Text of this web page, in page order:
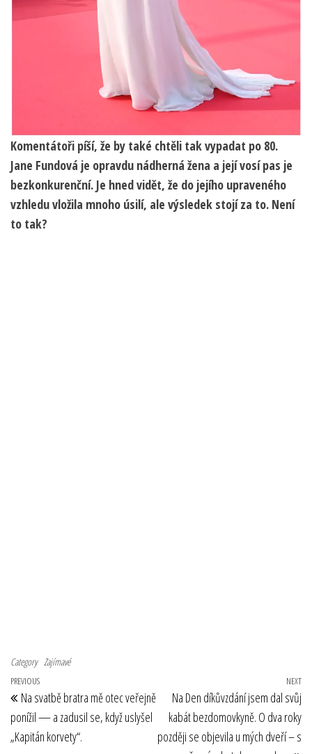
Komentátoři píší, že by také chtěli tak vypadat po 80.
Jane Fundová je opravdu nádherná žena a její vosí pas je
bezkonkurenční. Je hned vidět, že do jejího upraveného
vzhledu vložila mnoho úsilí, ale výsledek stojí za to. Není
to tak?
Category Zajímavé
Navigace pro příspěvek
Previous Post
PREVIOUS
Na svatbě bratra mě otec veřejně
ponížil — a zadusil se, když uslyšel
„Kapitán korvety“.
NEXT
Na Den díkůvzdání jsem dal svůj
kabát bezdomovkyně. O dva roky
později se objevila u mých dveří – s